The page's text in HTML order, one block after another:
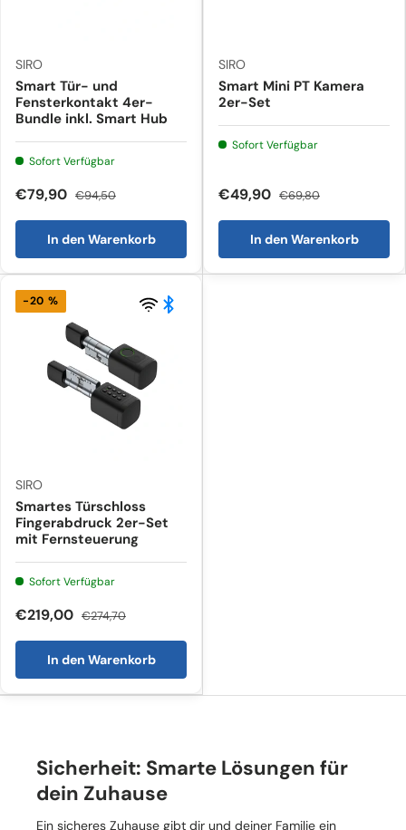
SIRO
Smart Tür- und
Fensterkontakt 4er-
Bundle inkl. Smart Hub
Sofort Verfügbar
€79,90 €94,50
In den Warenkorb
SIRO
Smart Mini PT Kamera
2er-Set
Sofort Verfügbar
€49,90 €69,80
In den Warenkorb
-20 %
SIRO
Smartes Türschloss
Fingerabdruck 2er-Set
mit Fernsteuerung
Sofort Verfügbar
€219,00 €274,70
In den Warenkorb
Sicherheit: Smarte Lösungen für
dein Zuhause
Ein sicheres Zuhause gibt dir und deiner Familie ein